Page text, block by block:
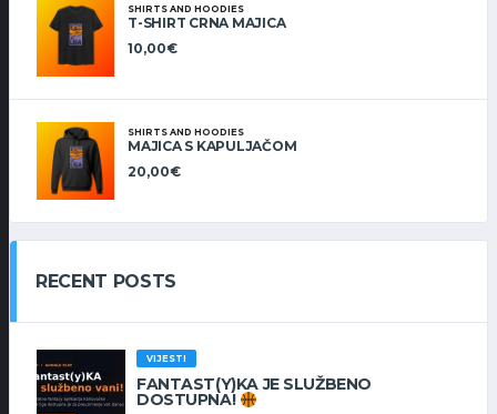
SHIRTS AND HOODIES
T-SHIRT CRNA MAJICA
10,00€
SHIRTS AND HOODIES
MAJICA S KAPULJAČOM
20,00€
RECENT POSTS
VIJESTI
FANTAST(Y)KA JE SLUŽBENO
DOSTUPNA!